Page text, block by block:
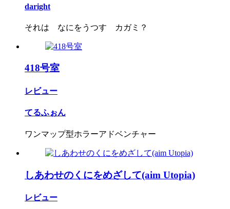
daright
それは なにをうつす カガミ？
418号室
レビュー
てるふぉん
ワンマップ型ホラーアドベンチャー
しあわせのくにをめざして(aim Utopia)
レビュー